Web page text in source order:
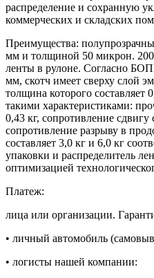
распределение и сохранную
коммерческих и складских
Преимущества:
мм и толщиной 50 микрон.
ленты в рулоне. Согласно
мм, скотч имеет сверху слой
толщина которого составляет
такими характеристиками:
0,43 кг, сопротивление сдвигу
сопротивление разрыву в
составляет 3,0 кг и 6,0 кг
упаковки и распределитель
оптимизацией
Платеж:
лица или организации.
• личный автомобиль
• логисты нашей компании: